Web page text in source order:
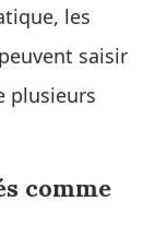
les
saisir
plusieurs
comme